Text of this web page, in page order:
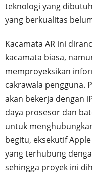
teknologi yang
yang berkualitas
Kacamata AR ini
kacamata biasa,
memproyeksikan
cakrawala pengguna.
akan bekerja dengan
daya prosesor dan
untuk
begitu, eksekutif
yang terhubung
sehingga proyek ini